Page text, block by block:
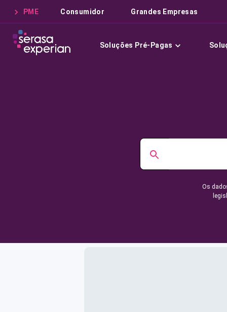
PME Consumidor Grandes Empresas
Soluções Pré-Pagas
Os